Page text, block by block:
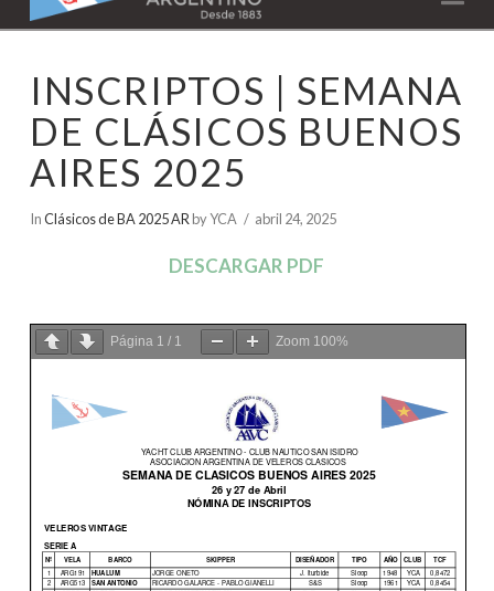
ESCUELA RECREATIVA 2026
CLUB
ARGENTINO
INSCRIPTOS | SEMANA
DE CLÁSICOS BUENOS
AIRES 2025
InClásicos de BA 2025 AR by YCA abril 24, 2025
DESCARGAR PDF
Página 1 / 1 Zoom 100%